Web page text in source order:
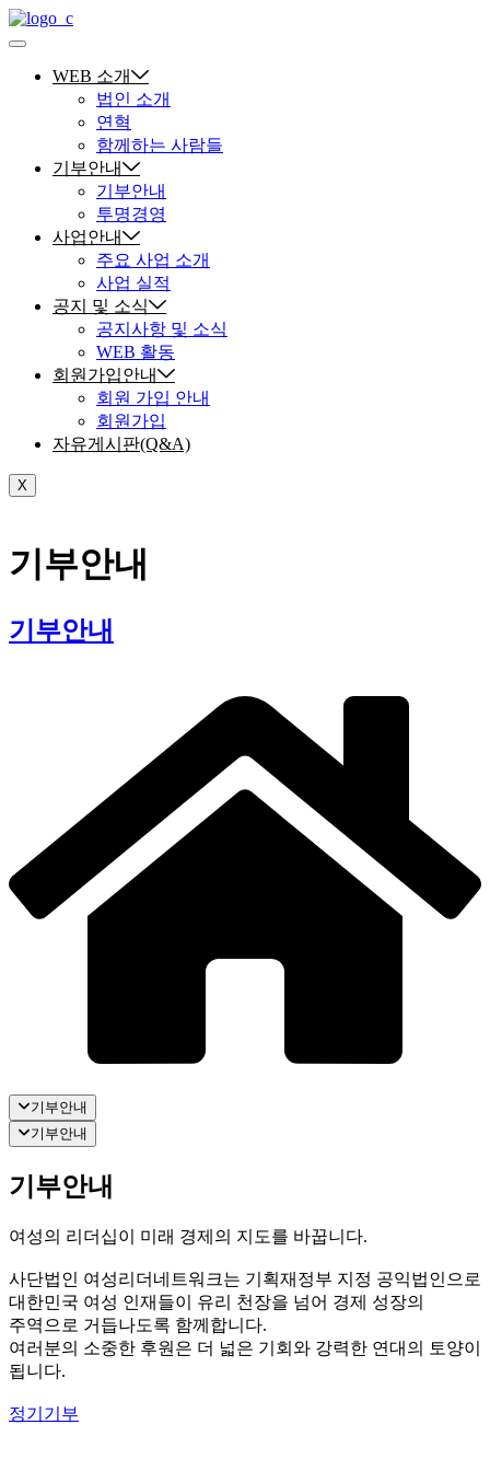
WEB 소개
법인 소개
연혁
함께하는 사람들
기부안내
기부안내
투명경영
사업안내
주요 사업 소개
사업 실적
공지 및 소식
공지사항 및 소식
WEB 활동
회원가입안내
회원 가입 안내
회원가입
자유게시판(Q&A)
X
기부안내
기부안내
기부안내
기부안내
기부안내
여성의 리더십이 미래 경제의 지도를 바꿉니다.
사단법인 여성리더네트워크는 기획재정부 지정 공익법인으로
대한민국 여성 인재들이 유리 천장을 넘어 경제 성장의
주역으로 거듭나도록 함께합니다.
여러분의 소중한 후원은 더 넓은 기회와 강력한 연대의 토양이
됩니다.
정기기부